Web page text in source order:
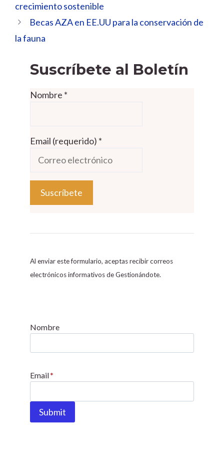
crecimiento sostenible
Becas AZA en EE.UU para la conservación de
la fauna
Suscríbete al Boletín
Nombre *
Email (requerido) *
o
s
t
C
n
a
U
Al enviar este formulario, aceptas recibir correos
electrónicos informativos de Gestionándote.
Nombre
Email*
Submit